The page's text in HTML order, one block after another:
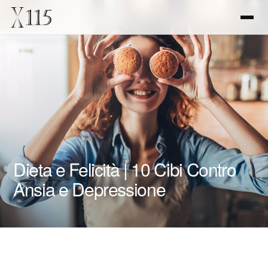
Dieta e Felicità | 10 Cibi Contro
Ansia e Depressione